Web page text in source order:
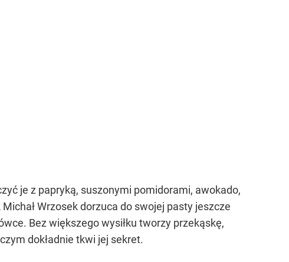
je z papryką, suszonymi pomidorami, awokado,
Wrzosek dorzuca do swojej pasty jeszcze
Bez większego wysiłku tworzy przekąskę,
dokładnie tkwi jej sekret.